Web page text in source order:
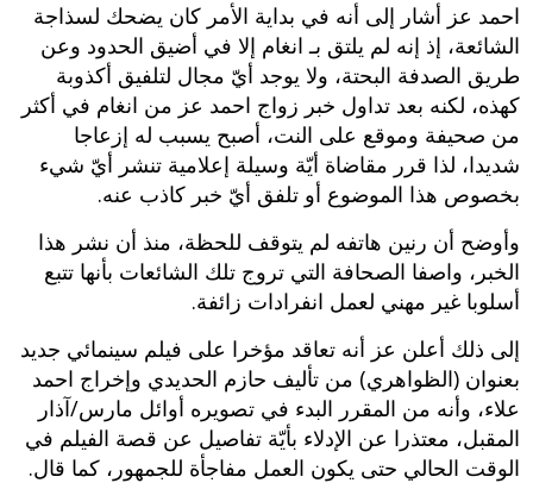
احمد عز أشار إلى أنه في بداية الأمر كان يضحك لسذاجة
الشائعة، إذ إنه لم يلتق بـ انغام إلا في أضيق الحدود وعن
طريق الصدفة البحتة، ولا يوجد أيّ مجال لتلفيق أكذوبة
كهذه، لكنه بعد تداول خبر زواج احمد عز من انغام في أكثر
من صحيفة وموقع على النت، أصبح يسبب له إزعاجا
شديدا، لذا قرر مقاضاة أيّة وسيلة إعلامية تنشر أيّ شيء
بخصوص هذا الموضوع أو تلفق أيّ خبر كاذب عنه.
وأوضح أن رنين هاتفه لم يتوقف للحظة، منذ أن نشر هذا
الخبر، واصفا الصحافة التي تروج تلك الشائعات بأنها تتبع
أسلوبا غير مهني لعمل انفرادات زائفة.
إلى ذلك أعلن عز أنه تعاقد مؤخرا على فيلم سينمائي جديد
بعنوان (الظواهري) من تأليف حازم الحديدي وإخراج احمد
علاء، وأنه من المقرر البدء في تصويره أوائل مارس/آذار
المقبل، معتذرا عن الإدلاء بأيّة تفاصيل عن قصة الفيلم في
الوقت الحالي حتى يكون العمل مفاجأة للجمهور، كما قال.